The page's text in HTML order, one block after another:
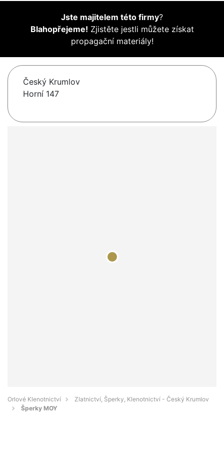
Jste majitelem této firmy?
Blahopřejeme! Zjistěte jestli můžete získat
propagační materiály!
Český Krumlov
Horní 147
Orlové Klenotnictví
Zlatnictví, Šperky, Klenotnictví - Český Krumlov
Šperky MOY